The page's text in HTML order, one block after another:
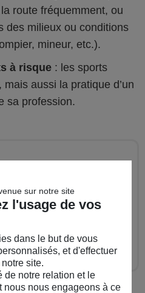
route fréquemment, ou
des milieux ou conditions
mineur, etc.).
à risque : les sports
aussi la pratique d’un
sa profession.
de garantie
certains séjours à
à des tentatives de
sur notre site
l'usage de vos
dans le but de vous
et d'effectuer
site.
de notre relation et le
nous nous engageons à ce